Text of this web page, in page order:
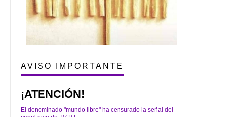
AVISO IMPORTANTE
¡ATENCIÓN!
El denominado "mundo libre" ha censurado la señal del